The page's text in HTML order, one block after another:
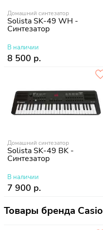
Домашний синтезатор
Solista SK-49 WH -
Синтезатор
В наличии
8 500 р.
Домашний синтезатор
Solista SK-49 BK -
Синтезатор
В наличии
7 900 р.
Товары бренда Casio